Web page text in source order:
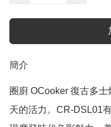
簡介
圈廚 OCooker 復古多
天的活力。CR-DSL01